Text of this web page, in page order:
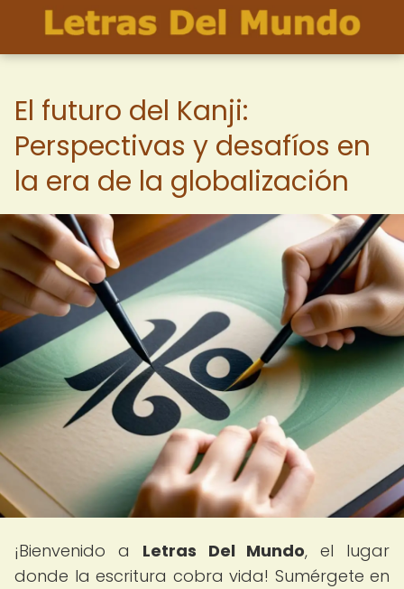
El futuro del Kanji:
Perspectivas y desafíos en
la era de la globalización
¡Bienvenido a Letras Del Mundo, el lugar
donde la escritura cobra vida! Sumérgete en